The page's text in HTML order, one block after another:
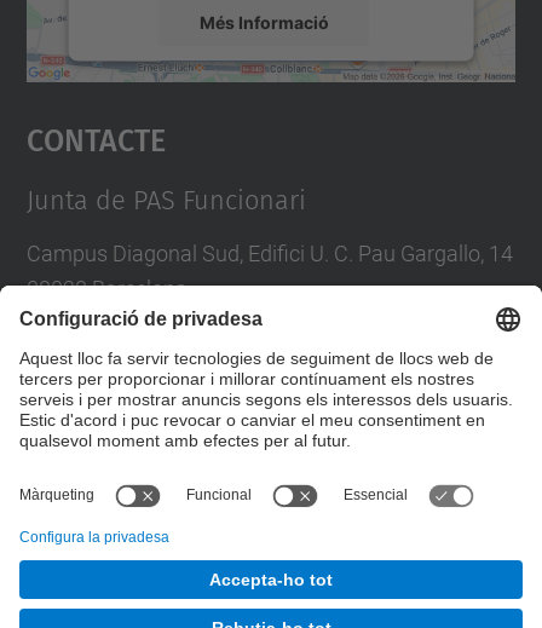
Més Informació
Accepta
powered by
Contacte
Junta de PAS Funcionari
Campus Diagonal Sud, Edifici U. C. Pau Gargallo, 14
08028 Barcelona
E-mail :junta.pasf@upc.edu
Formulari de contacte
Junta PAS Funcionari